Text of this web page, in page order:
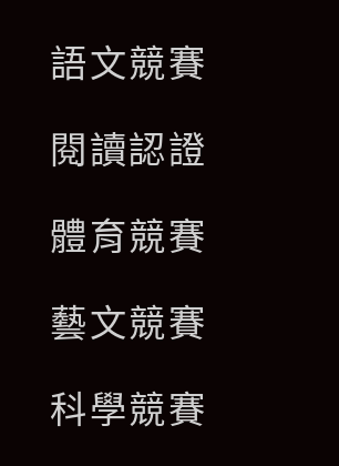
語文競賽
閱讀認證
體育競賽
藝文競賽
科學競賽